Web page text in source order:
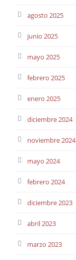
agosto 2025
junio 2025
mayo 2025
febrero 2025
enero 2025
diciembre 2024
noviembre 2024
mayo 2024
febrero 2024
diciembre 2023
abril 2023
marzo 2023